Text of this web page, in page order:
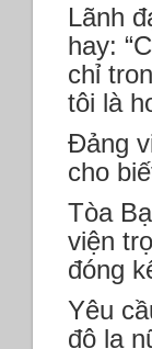
Lãnh
hay:
chỉ
tôi là
Đảng
cho
Tòa
viện
đóng
Yêu
đô la